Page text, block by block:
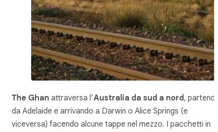
The Ghan attraversa l’Australia da sud a nord,
da Adelaide e arrivando a Darwin o Alice Springs (e
viceversa) facendo alcune tappe nel mezzo. I pacchetti in